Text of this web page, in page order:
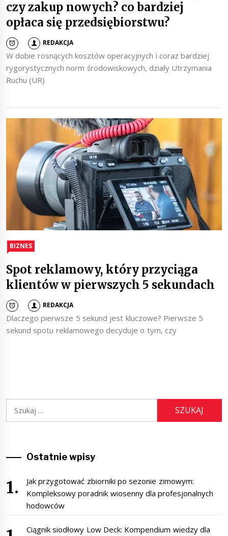
czy zakup nowych? co bardziej
opłaca się przedsiębiorstwu?
REDAKCJA
W dobie rosnących kosztów operacyjnych i coraz bardziej
rygorystycznych norm środowiskowych, działy Utrzymania
Ruchu (UR)
BIZNES
Spot reklamowy, który przyciąga
klientów w pierwszych 5 sekundach
REDAKCJA
Dlaczego pierwsze 5 sekund jest kluczowe? Pierwsze 5
sekund spotu reklamowego decyduje o tym, czy
Ostatnie wpisy
Jak przygotować zbiorniki po sezonie zimowym:
Kompleksowy poradnik wiosenny dla profesjonalnych
hodowców
Ciągnik siodłowy Low Deck: Kompendium wiedzy dla